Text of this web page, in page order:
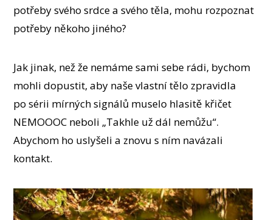
potřeby svého srdce a svého těla, mohu rozpoznat
potřeby někoho jiného?
Jak jinak, než že nemáme sami sebe rádi, bychom
mohli dopustit, aby naše vlastní tělo zpravidla
po sérii mírných signálů muselo hlasitě křičet
NEMOOOC neboli „Takhle už dál nemůžu“.
Abychom ho uslyšeli a znovu s ním navázali
kontakt.